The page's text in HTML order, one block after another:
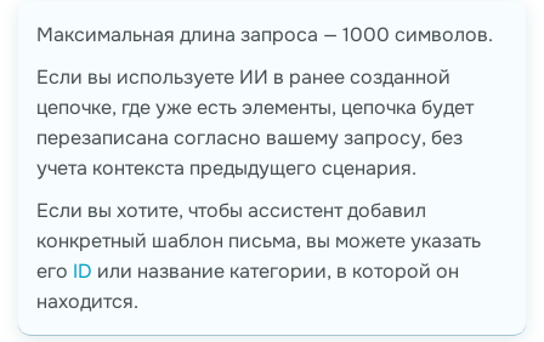
Максимальная длина запроса — 1000 символов.
Если вы используете ИИ в ранее созданной
цепочке, где уже есть элементы, цепочка будет
перезаписана согласно вашему запросу, без
учета контекста предыдущего сценария.
Если вы хотите, чтобы ассистент добавил
конкретный шаблон письма, вы можете указать
его ID или название категории, в которой он
находится.